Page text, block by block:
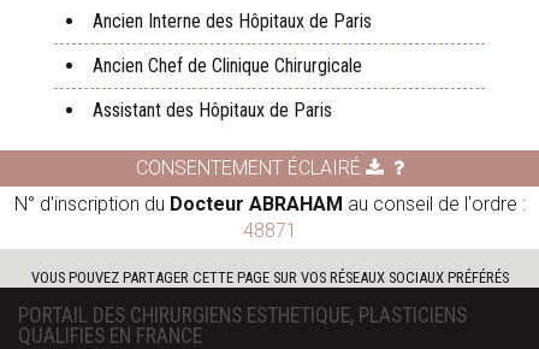
Ancien Interne des Hôpitaux de Paris
Ancien Chef de Clinique Chirurgicale
Assistant des Hôpitaux de Paris
CONSENTEMENT ÉCLAIRÉ
N° d'inscription du Docteur ABRAHAM au conseil de l'ordre :
48871
VOUS POUVEZ PARTAGER CETTE PAGE SUR VOS RÉSEAUX SOCIAUX PRÉFÉRÉS
PORTAIL DES CHIRURGIENS ESTHETIQUE, PLASTICIENS
QUALIFIES EN FRANCE